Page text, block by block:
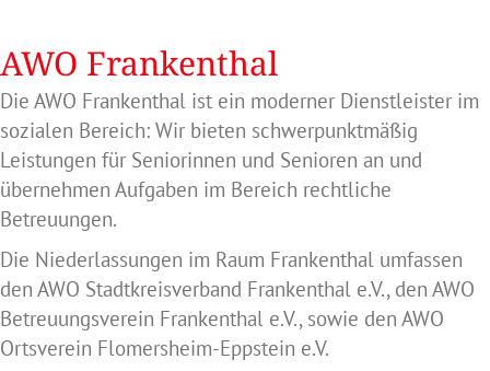
AWO Frankenthal
Die AWO Frankenthal ist ein moderner Dienstleister im
sozialen Bereich: Wir bieten schwerpunktmäßig
Leistungen für Seniorinnen und Senioren an und
übernehmen Aufgaben im Bereich rechtliche
Betreuungen.
Die Niederlassungen im Raum Frankenthal umfassen
den AWO Stadtkreisverband Frankenthal e.V., den AWO
Betreuungsverein Frankenthal e.V., sowie den AWO
Ortsverein Flomersheim-Eppstein e.V.